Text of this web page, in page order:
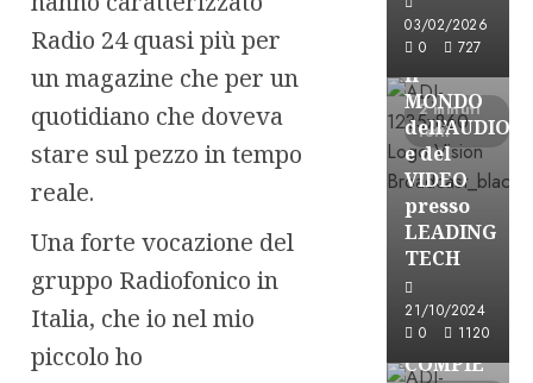
Radio 24 quasi più per
un magazine che per un
quotidiano che doveva
stare sul pezzo in tempo
reale.
Una forte vocazione del
gruppo Radiofonico in
Italia, che io nel mio
piccolo ho
03/02/2026
0
727
2 minuti
letti
BROADCAST,
ESPLORARE
il
MONDO
dell’AUDIO
e del
VIDEO
presso
LEADING
TECH
21/10/2024
0
1120
Partnership
EARONE
COMPIE